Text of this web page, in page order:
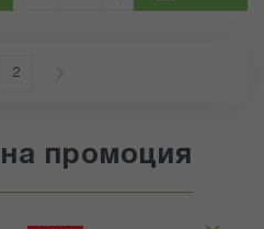
четете страница
Страница
2
промоция